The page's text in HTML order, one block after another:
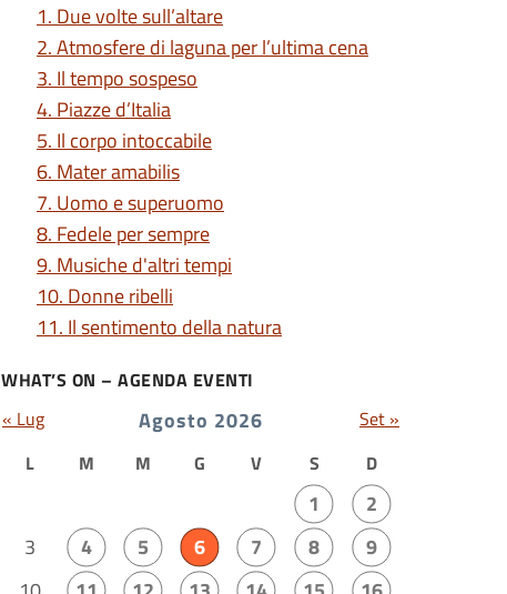
1. Due volte sull’altare
2. Atmosfere di laguna per l’ultima cena
3. Il tempo sospeso
4. Piazze d’Italia
5. Il corpo intoccabile
6. Mater amabilis
7. Uomo e superuomo
8. Fedele per sempre
9. Musiche d'altri tempi
10. Donne ribelli
11. Il sentimento della natura
WHAT’S ON – AGENDA EVENTI
Agosto 2026
L M M G V S D
1
2
3
4 5 6 7 8
9
« Lug Set »